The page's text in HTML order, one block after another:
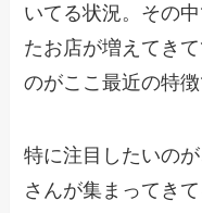
いてる状況。その
たお店が増えてき
のがここ最近の特徴
特に注目したいの
さんが集まってき